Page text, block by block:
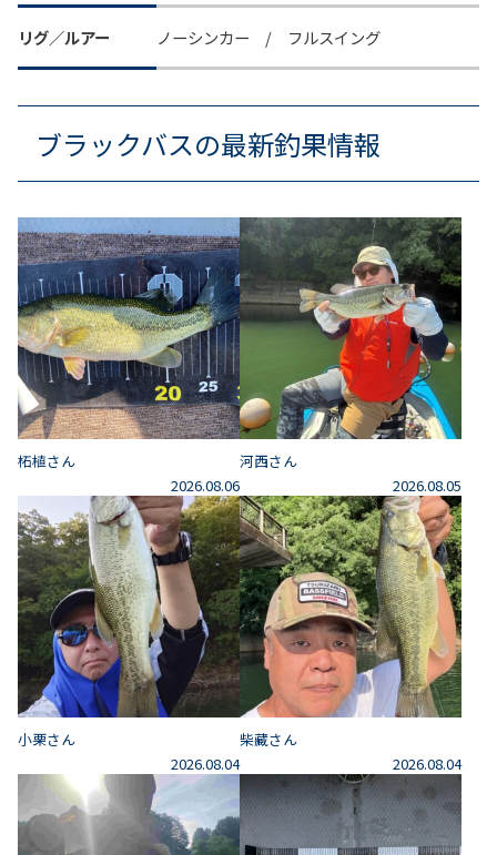
リグ／ルアー ノーシンカー / フルスイング
ブラックバスの最新釣果情報
柘植さん
2026.08.06
河西さん
2026.08.05
小栗さん
2026.08.04
柴藏さん
2026.08.04